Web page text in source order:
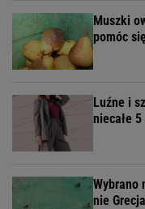
Muszki
pomóc
Luźne i
niecałe
Wybrano
nie